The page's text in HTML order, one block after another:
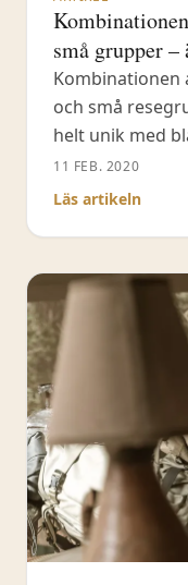
små grupper
Kombinationen
och små
helt unik med
marknaden.
mer). Eller så
11 FEB. 2020
Läs artikeln